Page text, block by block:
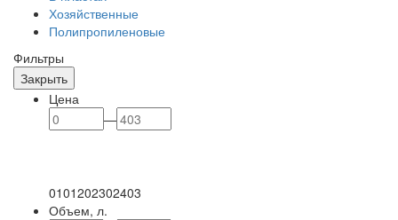
Хозяйственные
Полипропиленовые
Фильтры
Закрыть
Цена
—
0101202302403
Объем, л.